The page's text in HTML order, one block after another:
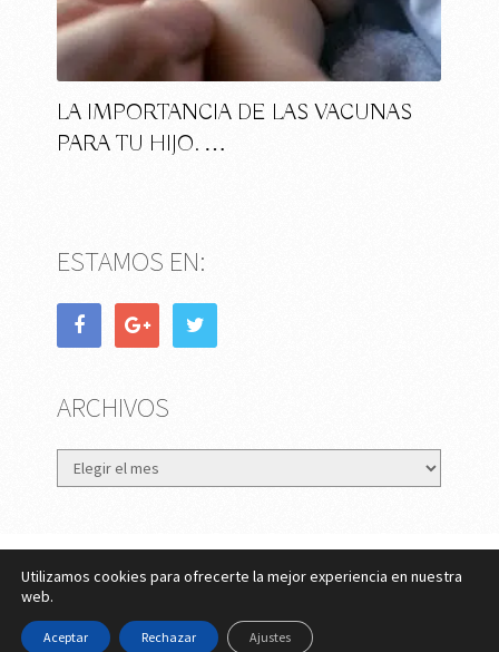
LA IMPORTANCIA DE LAS VACUNAS
PARA TU HIJO. …
ESTAMOS EN:
ARCHIVOS
Archivos
eMujer.com
Copyright © 2026.
Contactar ||Datos Legales y Privacidad
Utilizamos cookies para ofrecerte la mejor experiencia en nuestra
web.
Aceptar Rechazar Ajustes